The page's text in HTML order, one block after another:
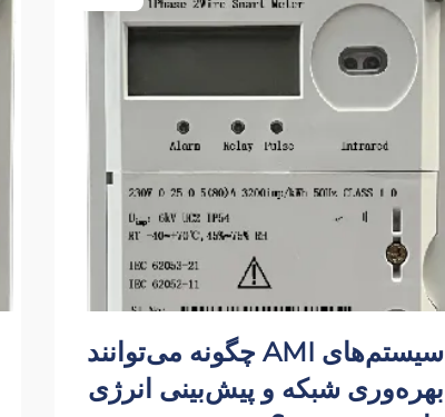
سیستم‌های AMI چگونه می‌توانند
بهره‌وری شبکه و پیش‌بینی انرژی